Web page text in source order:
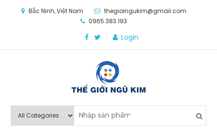
Bắc Ninh, Việt Nam
thegioingukim@gmail.com
0965.383.193
Login
Thế Giới Ngũ Kim
nghiệp sản xuất